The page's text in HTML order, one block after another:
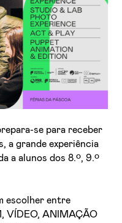
se para receber
a grande experiência
a alunos dos 8.º, 9.º
escolher entre
VÍDEO, ANIMAÇÃO